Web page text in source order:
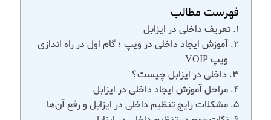
فهرست مطالب
تعریف داخلی در ایزابل
آموزش ایجاد داخلی در ویپ ؛ گام اول در راه اندازی
ویپ VOIP
داخلی در ایزابل چیست؟
مراحل آموزش ایجاد داخلی در ایزابل
مشکلات رایج تنظیم داخلی در ایزابل و رفع آن‌ها